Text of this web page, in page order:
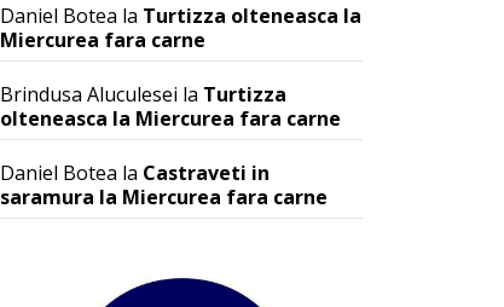
Daniel Botea la Turtizza olteneasca la
Miercurea fara carne
Brindusa Aluculesei la Turtizza
olteneasca la Miercurea fara carne
Daniel Botea la Castraveti in
saramura la Miercurea fara carne